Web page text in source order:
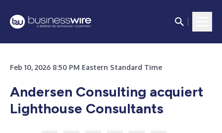
Feb 10, 2026 8:50 PM Eastern Standard Time
Andersen Consulting acquiert
Lighthouse Consultants